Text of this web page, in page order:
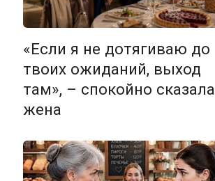
«Если я не дотягиваю до
твоих ожиданий, выход
там», – спокойно сказала
жена